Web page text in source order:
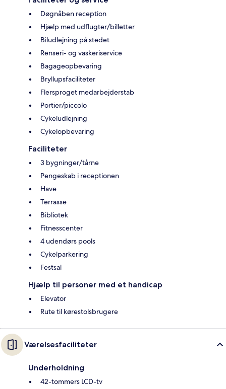
Døgnåben reception
Hjælp med udflugter/billetter
Biludlejning på stedet
Renseri- og vaskeriservice
Bagageopbevaring
Bryllupsfaciliteter
Flersproget medarbejderstab
Portier/piccolo
Cykeludlejning
Cykelopbevaring
Faciliteter
3 bygninger/tårne
Pengeskab i receptionen
Have
Terrasse
Bibliotek
Fitnesscenter
4 udendørs pools
Cykelparkering
Festsal
Hjælp til personer med et handicap
Elevator
Rute til kørestolsbrugere
Værelsesfaciliteter
Underholdning
42-tommers LCD-tv